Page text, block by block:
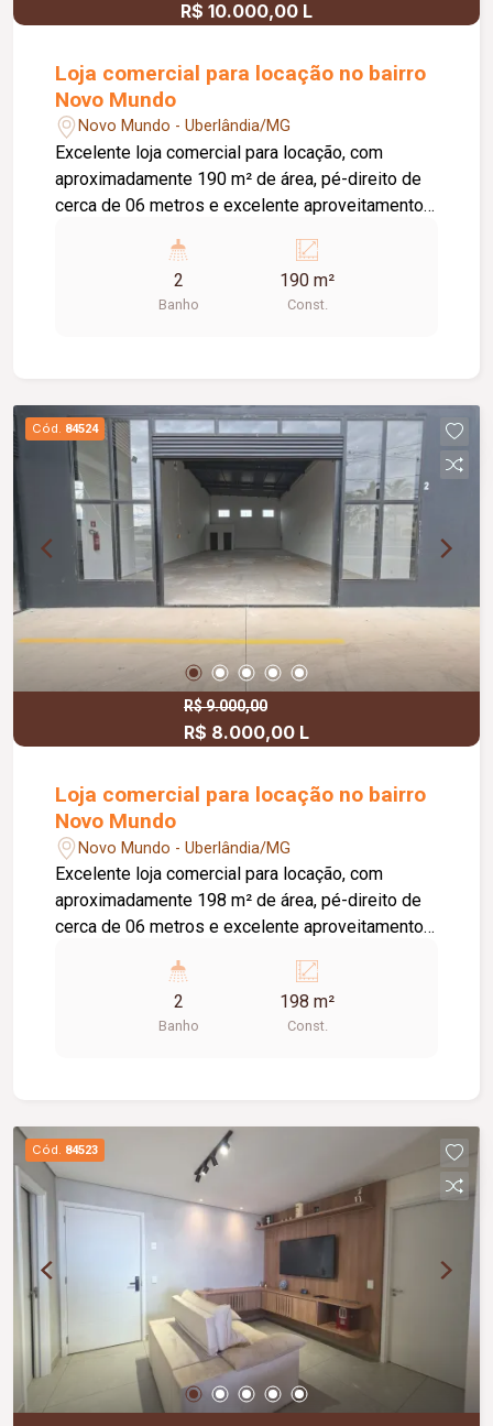
R$ 10.000,00 L
Loja comercial para locação no bairro
Novo Mundo
Novo Mundo - Uberlândia/MG
Excelente loja comercial para locação, com
aproximadamente 190 m² de área, pé-direito de
cerca de 06 metros e excelente aproveitamento
usinado, telhado com isolamento acústico e
térmico, 02 banheiros e estacionamento frontal,
oferecendo praticidade, conforto e estrutura ideal
2
Banho
190 m²
Const.
Cód. 84524
R$ 9.000,00
R$ 8.000,00 L
Loja comercial para locação no bairro
Novo Mundo
Novo Mundo - Uberlândia/MG
Excelente loja comercial para locação, com
aproximadamente 198 m² de área, pé-direito de
cerca de 06 metros e excelente aproveitamento
usinado, telhado com isolamento acústico e
térmico, 02 banheiros e estacionamento frontal,
oferecendo praticidade, conforto e estrutura ideal
2
Banho
198 m²
Const.
Cód. 84523